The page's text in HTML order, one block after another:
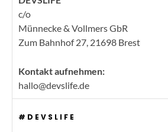
c/o
Münnecke & Vollmers GbR
Zum Bahnhof 27, 21698 Brest
Kontakt aufnehmen:
hallo@devslife.de
#DEVSLIFE